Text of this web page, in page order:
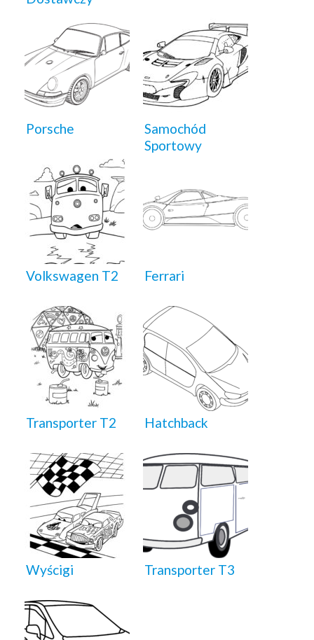
Porsche
Samochód
Sportowy
Volkswagen T2 Ferrari
Transporter T2 Hatchback
Wyścigi Transporter T3